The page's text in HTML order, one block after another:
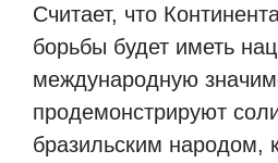
Считает, что
борьбы будет иметь
международную
продемонстрируют
бразильским народом,